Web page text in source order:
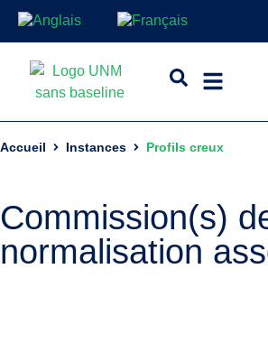
Accueil Instances Profils creux
Commission(s)
normalisation